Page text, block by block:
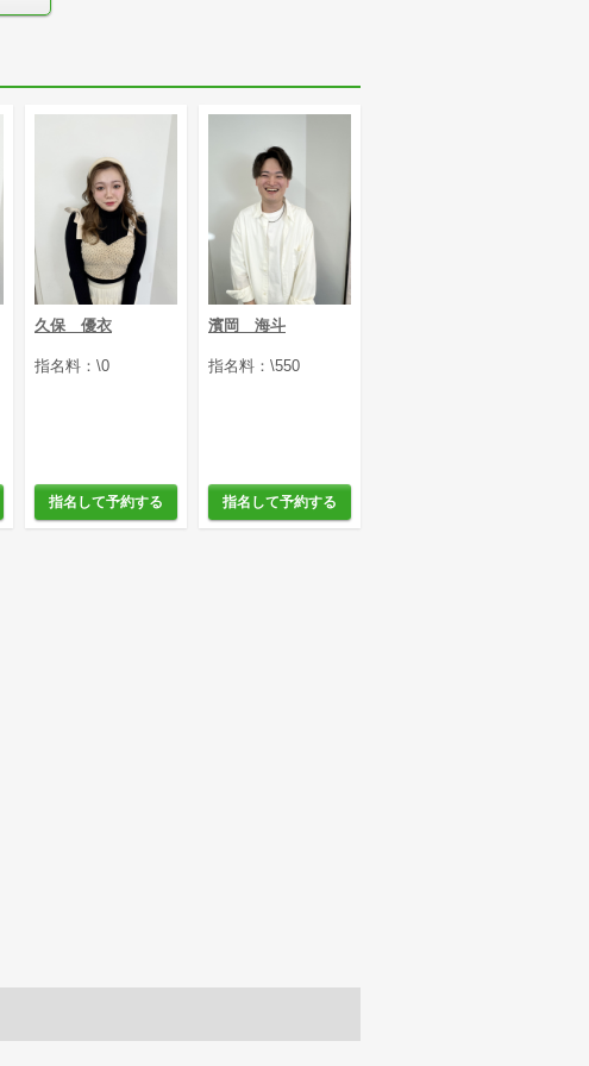
久保 優衣
指名料：\0
指名して予約する
濱岡 海斗
指名料：\550
指名して予約する